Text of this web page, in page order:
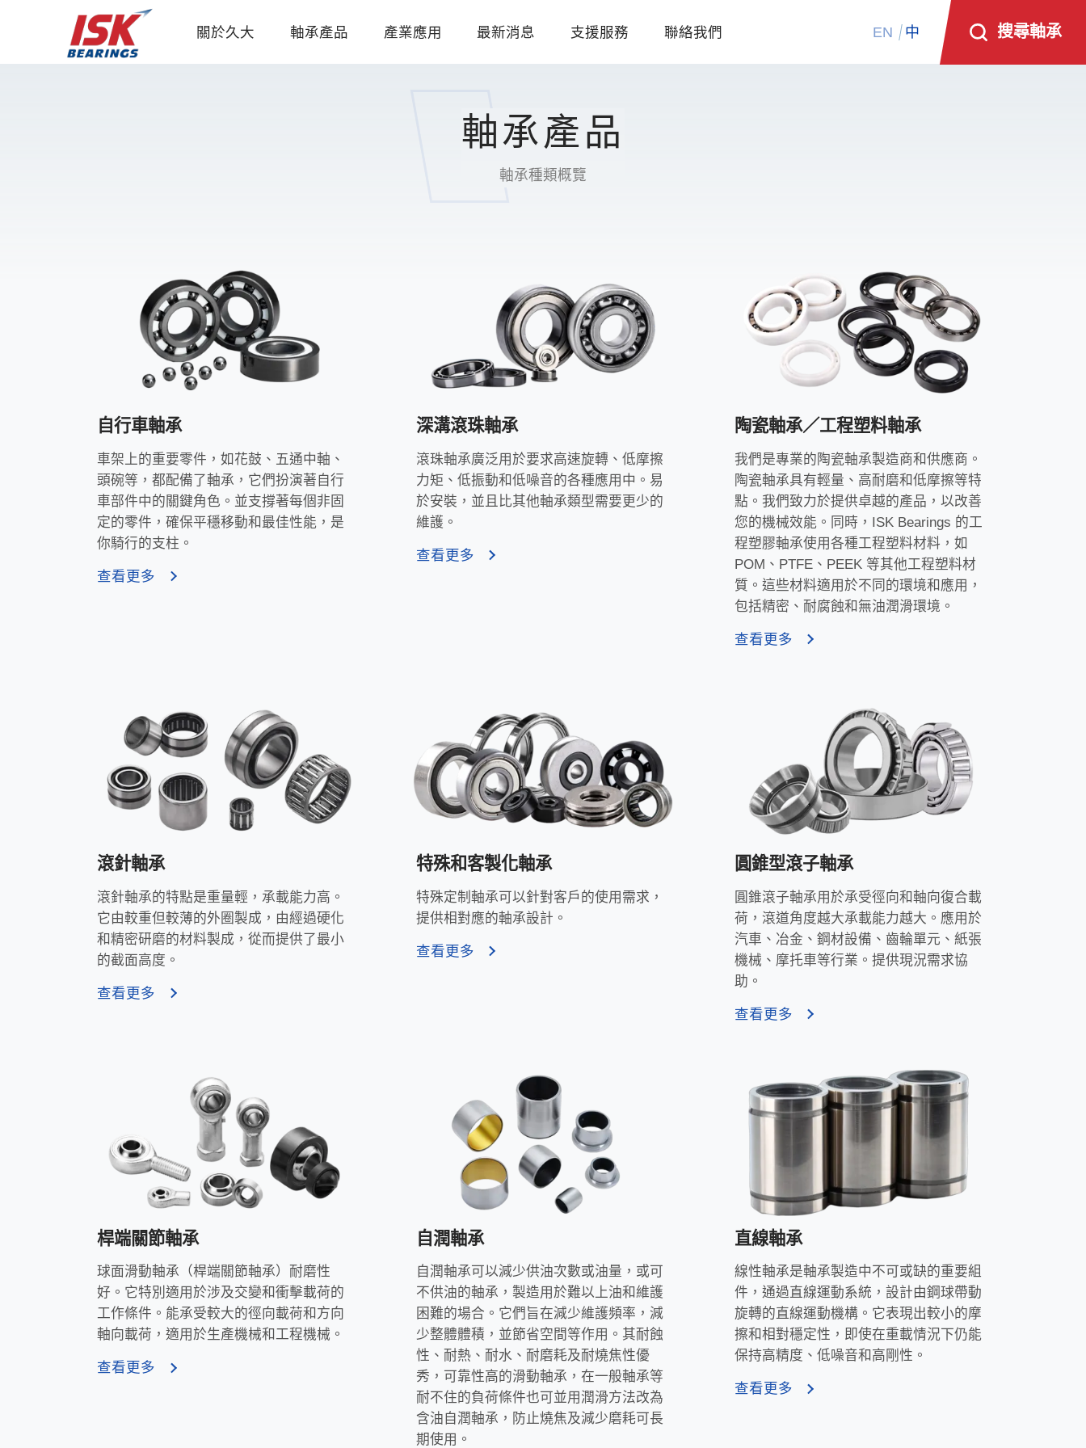
關於久大 軸承產品 產業應用 最新消息 支援服務 聯絡我們 EN 中 搜尋軸承
軸承產品
軸承種類概覽
自行車軸承
車架上的重要零件，如花鼓、五通中軸、
頭碗等，都配備了軸承，它們扮演著自行
車部件中的關鍵角色。並支撐著每個非固
定的零件，確保平穩移動和最佳性能，是
你騎行的支柱。
查看更多
深溝滾珠軸承
滾珠軸承廣泛用於要求高速旋轉、低摩擦
力矩、低振動和低噪音的各種應用中。易
於安裝，並且比其他軸承類型需要更少的
維護。
查看更多
陶瓷軸承／工程塑料軸承
我們是專業的陶瓷軸承製造商和供應商。
陶瓷軸承具有輕量、高耐磨和低摩擦等特
點。我們致力於提供卓越的產品，以改善
您的機械效能。同時，ISK Bearings 的工
程塑膠軸承使用各種工程塑料材料，如
POM、PTFE、PEEK 等其他工程塑料材
質。這些材料適用於不同的環境和應用，
包括精密、耐腐蝕和無油潤滑環境。
查看更多
滾針軸承
滾針軸承的特點是重量輕，承載能力高。
它由較重但較薄的外圈製成，由經過硬化
和精密研磨的材料製成，從而提供了最小
的截面高度。
查看更多
特殊和客製化軸承
特殊定制軸承可以針對客戶的使用需求，
提供相對應的軸承設計。
查看更多
圓錐型滾子軸承
圓錐滾子軸承用於承受徑向和軸向復合載
荷，滾道角度越大承載能力越大。應用於
汽車、冶金、鋼材設備、齒輪單元、紙張
機械、摩托車等行業。提供現況需求協
助。
查看更多
桿端關節軸承
球面滑動軸承（桿端關節軸承）耐磨性
好。它特別適用於涉及交變和衝擊載荷的
工作條件。能承受較大的徑向載荷和方向
軸向載荷，適用於生產機械和工程機械。
查看更多
自潤軸承
自潤軸承可以減少供油次數或油量，或可
不供油的軸承，製造用於難以上油和維護
困難的場合。它們旨在減少維護頻率，減
少整體體積，並節省空間等作用。其耐蝕
性、耐熱、耐水、耐磨耗及耐燒焦性優
秀，可靠性高的滑動軸承，在一般軸承等
耐不住的負荷條件也可並用潤滑方法改為
含油自潤軸承，防止燒焦及減少磨耗可長
期使用。
直線軸承
線性軸承是軸承製造中不可或缺的重要組
件，通過直線運動系統，設計由鋼球帶動
旋轉的直線運動機構。它表現出較小的摩
擦和相對穩定性，即使在重載情況下仍能
保持高精度、低噪音和高剛性。
查看更多